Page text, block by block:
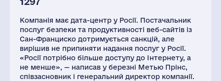
Компанія має дата-центр у Росії. Постачальник
послуг безпеки та продуктивності веб-сайтів із
Сан-Франциско дотримується санкцій, але
вирішив не припиняти надання послуг у Росії.
«Росії потрібно більше доступу до Інтернету, а
не менше», — написав у березні Метью Прінс,
співзасновник і генеральний директор компанії.